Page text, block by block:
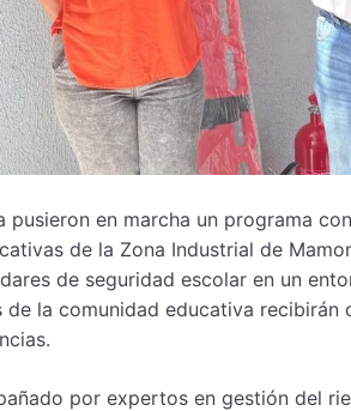
en marcha un programa
de la Zona Industrial de
de seguridad escolar en un
la comunidad educativa recibirán
por expertos en gestión del